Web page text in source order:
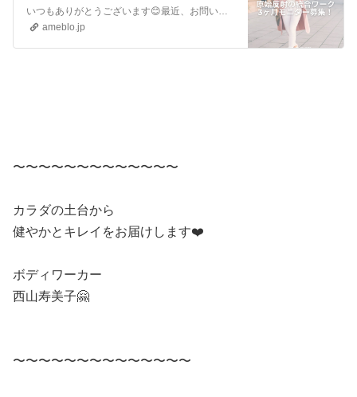
す！』
いつもありがとうございます😊最近、お問い合わせいただく原始反射の統合ワークのモニター再開します！今回は、お子さんも対象です🧡お子さんが受けれないときは、親御さ…
ameblo.jp
〜〜〜〜〜〜〜〜〜〜〜〜〜
カラダの土台から
健やかとキレイをお届けします❤️
ボディワーカー
西山寿美子🤗
〜〜〜〜〜〜〜〜〜〜〜〜〜〜